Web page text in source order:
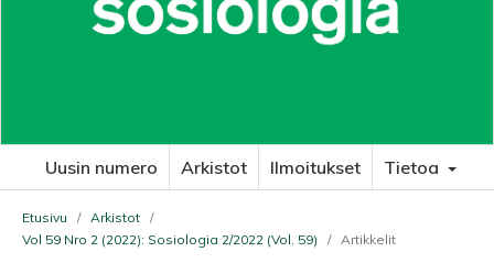
Uusin numero Arkistot Ilmoitukset Tietoa
Etusivu / Arkistot /
Vol 59 Nro 2 (2022): Sosiologia 2/2022 (Vol. 59)
/ Artikkelit